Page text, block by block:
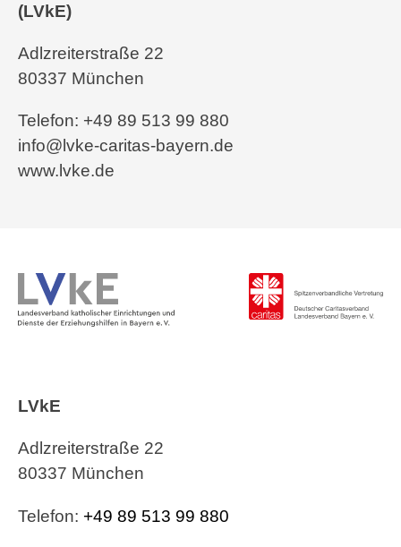
(LVkE)
Adlzreiterstraße 22
80337 München
Telefon: +49 89 513 99 880
info@lvke-caritas-bayern.de
www.lvke.de
LVkE
Adlzreiterstraße 22
80337 München
Telefon: +49 89 513 99 880